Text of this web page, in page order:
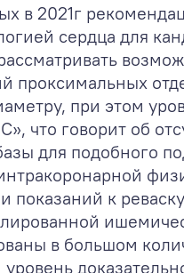
в 2021г
сердца для
проксимальных
при этом
что говорит об
для подобного
показаний к
в большом